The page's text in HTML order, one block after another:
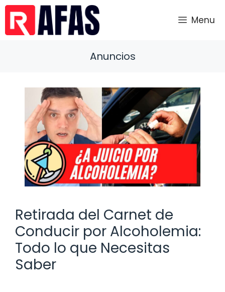
Saltar
contenido
Menu
Anuncios
Retirada del Carnet de
Conducir por Alcoholemia:
Todo lo que Necesitas
Saber